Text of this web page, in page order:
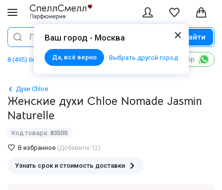
Ваш город - Москва
Да, всё верно Выбрать другой город
Поиск Найти
8 (495) 668 06 02 Написать в WhatsApp
Духи Chloe
Женские духи Chloe Nomade Jasmin
Naturelle
Код товара: 83500
В избранное (Добавили 12)
Узнать срок и стоимость доставки